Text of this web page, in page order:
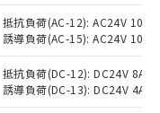
抵抗負荷(AC-12): AC24V 10A/
誘導負荷(AC-15): AC24V
抵抗負荷(DC-12): DC24V 8A/
誘導負荷(DC-13): DC24V 4A/
10物質）の
能な商品で
物質）の非含
予定のある